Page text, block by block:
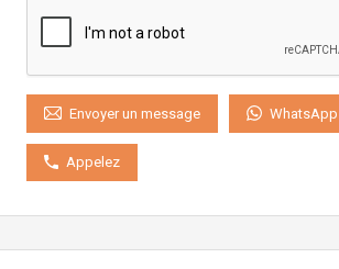
Envoyer un message WhatsApp
Appelez